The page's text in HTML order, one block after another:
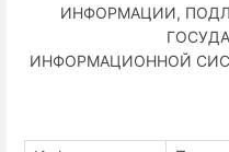
ИНФОРМАЦИИ,
ИНФОРМАЦИОННОЙ